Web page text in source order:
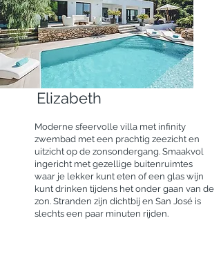
Elizabeth
Moderne sfeervolle villa met infinity
zwembad met een prachtig zeezicht en
uitzicht op de zonsondergang. Smaakvol
ingericht met gezellige buitenruimtes
waar je lekker kunt eten of een glas wijn
kunt drinken tijdens het onder gaan van de
zon. Stranden zijn dichtbij en San José is
slechts een paar minuten rijden.